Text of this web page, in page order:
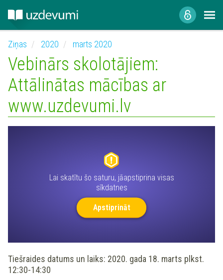
Ziņas 2020 marts 2020
Vebinārs skolotājiem:
Attālinātas mācības ar
www.uzdevumi.lv
Lai skatītu šo saturu, jāapstiprina visas
sīkdatnes
Apstiprināt
Tiešraides datums un laiks: 2020. gada 18. marts plkst.
12:30-14:30